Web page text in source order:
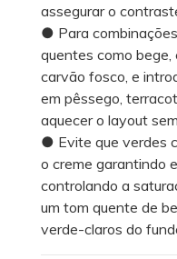
assegurar o
● Para
quentes como bege,
carvão fosco, e
em pêssego,
aquecer o layout
● Evite que verdes
o creme garantindo
controlando a
um tom quente de
verde-claros do